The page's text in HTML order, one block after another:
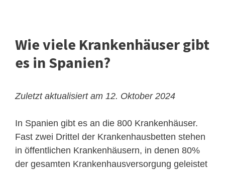
Wie viele Krankenhäuser gibt
es in Spanien?
Zuletzt aktualisiert am 12. Oktober 2024
In Spanien gibt es an die 800 Krankenhäuser.
Fast zwei Drittel der Krankenhausbetten stehen
in öffentlichen Krankenhäusern, in denen 80%
der gesamten Krankenhausversorgung geleistet